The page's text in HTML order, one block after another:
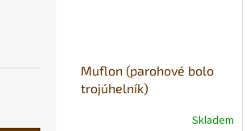
Muflon (parohové bolo
trojúhelník)
Skladem